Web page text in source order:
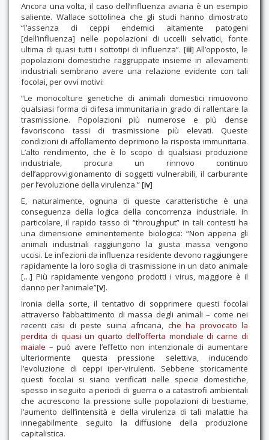
Ancora una volta, il caso dell’influenza aviaria è un esempio
saliente. Wallace sottolinea che gli studi hanno dimostrato
“l’assenza di ceppi endemici altamente patogeni
[dell’influenza] nelle popolazioni di uccelli selvatici, fonte
ultima di quasi tutti i sottotipi di influenza”. [iii] All’opposto, le
popolazioni domestiche raggruppate insieme in allevamenti
industriali sembrano avere una relazione evidente con tali
focolai, per ovvi motivi:
“Le monocolture genetiche di animali domestici rimuovono
qualsiasi forma di difesa immunitaria in grado di rallentare la
trasmissione. Popolazioni più numerose e più dense
favoriscono tassi di trasmissione più elevati. Queste
condizioni di affollamento deprimono la risposta immunitaria.
L’alto rendimento, che è lo scopo di qualsiasi produzione
industriale, procura un rinnovo continuo
dell’approvvigionamento di soggetti vulnerabili, il carburante
per l’evoluzione della virulenza.” [iv]
E, naturalmente, ognuna di queste caratteristiche è una
conseguenza della logica della concorrenza industriale. In
particolare, il rapido tasso di “throughput” in tali contesti ha
una dimensione eminentemente biologica: “Non appena gli
animali industriali raggiungono la giusta massa vengono
uccisi. Le infezioni da influenza residente devono raggiungere
rapidamente la loro soglia di trasmissione in un dato animale
[…] Più rapidamente vengono prodotti i virus, maggiore è il
danno per l’animale”[v].
Ironia della sorte, il tentativo di sopprimere questi focolai
attraverso l’abbattimento di massa degli animali – come nei
recenti casi di peste suina africana, che ha provocato la
perdita di quasi un quarto dell’offerta mondiale di carne di
maiale – può avere l’effetto non intenzionale di aumentare
ulteriormente questa pressione selettiva, inducendo
l’evoluzione di ceppi iper-virulenti. Sebbene storicamente
questi focolai si siano verificati nelle specie domestiche,
spesso in seguito a periodi di guerra o a catastrofi ambientali
che accrescono la pressione sulle popolazioni di bestiame,
l’aumento dell’intensità e della virulenza di tali malattie ha
innegabilmente seguito la diffusione della produzione
capitalistica.